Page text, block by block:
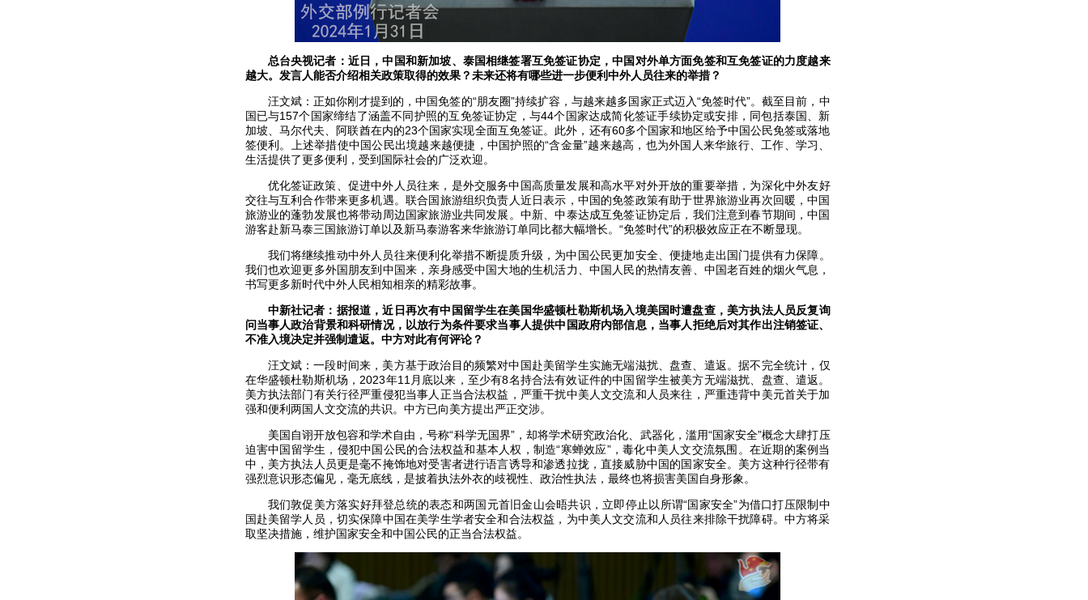
总台央视记者：近日，中国和新加坡、泰国相继签署互免签证协定，中国对外单方面免签和互免签证的力度越来
越大。发言人能否介绍相关政策取得的效果？未来还将有哪些进一步便利中外人员往来的举措？
汪文斌：正如你刚才提到的，中国免签的“朋友圈”持续扩容，与越来越多国家正式迈入“免签时代”。截至目前，中
国已与157个国家缔结了涵盖不同护照的互免签证协定，与44个国家达成简化签证手续协定或安排，同包括泰国、新
加坡、马尔代夫、阿联酋在内的23个国家实现全面互免签证。此外，还有60多个国家和地区给予中国公民免签或落地
签便利。上述举措使中国公民出境越来越便捷，中国护照的“含金量”越来越高，也为外国人来华旅行、工作、学习、
生活提供了更多便利，受到国际社会的广泛欢迎。
优化签证政策、促进中外人员往来，是外交服务中国高质量发展和高水平对外开放的重要举措，为深化中外友好
交往与互利合作带来更多机遇。联合国旅游组织负责人近日表示，中国的免签政策有助于世界旅游业再次回暖，中国
旅游业的蓬勃发展也将带动周边国家旅游业共同发展。中新、中泰达成互免签证协定后，我们注意到春节期间，中国
游客赴新马泰三国旅游订单以及新马泰游客来华旅游订单同比都大幅增长。“免签时代”的积极效应正在不断显现。
我们将继续推动中外人员往来便利化举措不断提质升级，为中国公民更加安全、便捷地走出国门提供有力保障。
我们也欢迎更多外国朋友到中国来，亲身感受中国大地的生机活力、中国人民的热情友善、中国老百姓的烟火气息，
书写更多新时代中外人民相知相亲的精彩故事。
中新社记者：据报道，近日再次有中国留学生在美国华盛顿杜勒斯机场入境美国时遭盘查，美方执法人员反复询
问当事人政治背景和科研情况，以放行为条件要求当事人提供中国政府内部信息，当事人拒绝后对其作出注销签证、
不准入境决定并强制遣返。中方对此有何评论？
汪文斌：一段时间来，美方基于政治目的频繁对中国赴美留学生实施无端滋扰、盘查、遣返。据不完全统计，仅
在华盛顿杜勒斯机场，2023年11月底以来，至少有8名持合法有效证件的中国留学生被美方无端滋扰、盘查、遣返。
美方执法部门有关行径严重侵犯当事人正当合法权益，严重干扰中美人文交流和人员来往，严重违背中美元首关于加
强和便利两国人文交流的共识。中方已向美方提出严正交涉。
美国自诩开放包容和学术自由，号称“科学无国界”，却将学术研究政治化、武器化，滥用“国家安全”概念大肆打压
迫害中国留学生，侵犯中国公民的合法权益和基本人权，制造“寒蝉效应”，毒化中美人文交流氛围。在近期的案例当
中，美方执法人员更是毫不掩饰地对受害者进行语言诱导和渗透拉拢，直接威胁中国的国家安全。美方这种行径带有
强烈意识形态偏见，毫无底线，是披着执法外衣的歧视性、政治性执法，最终也将损害美国自身形象。
我们敦促美方落实好拜登总统的表态和两国元首旧金山会晤共识，立即停止以所谓“国家安全”为借口打压限制中
国赴美留学人员，切实保障中国在美学生学者安全和合法权益，为中美人文交流和人员往来排除干扰障碍。中方将采
取坚决措施，维护国家安全和中国公民的正当合法权益。